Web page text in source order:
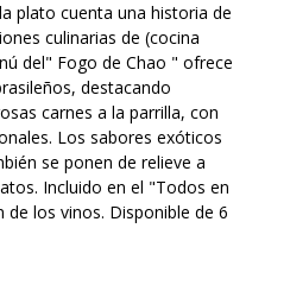
plato cuenta una historia de
culinarias de (cocina
del" Fogo de Chao " ofrece
destacando
carnes a la parrilla, con
Los sabores exóticos
se ponen de relieve a
Incluido en el "Todos en
los vinos. Disponible de 6